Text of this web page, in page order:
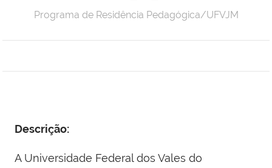
Programa de Residência Pedagógica/UFVJM
Descrição:
A Universidade Federal dos Vales do